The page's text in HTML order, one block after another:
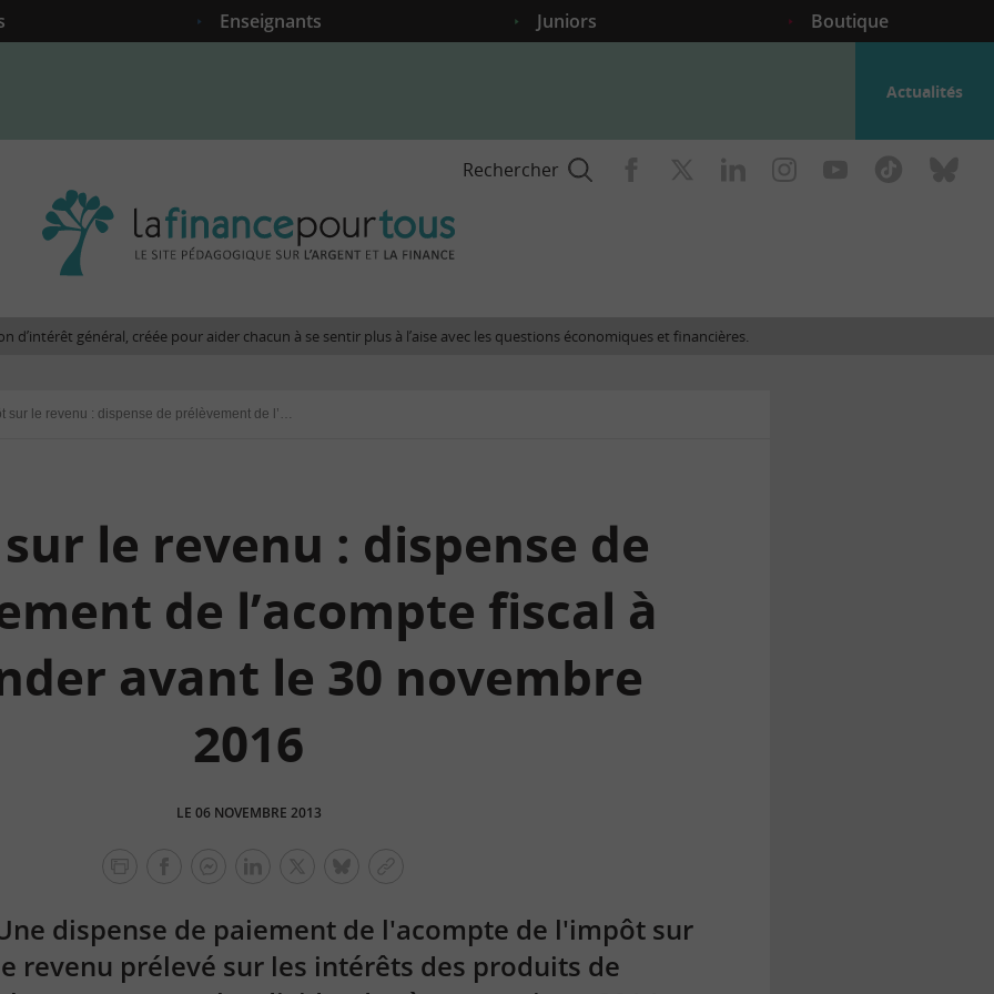
Enseignants Juniors Boutique
Actualités
Rechercher
finance
site
d’intérêt général, créée pour aider chacun à se sentir plus à l’aise avec les questions économiques et financières.
Impôt sur le revenu : dispense de prélèvement de l’acompte fiscal à demander avant le 30 novembre 2016
le revenu : dispense de
de l’acompte fiscal à
avant le 30 novembre
2016
LE 06 NOVEMBRE 2013
lien
dispense de paiement de l'acompte de l'impôt sur
revenu prélevé sur les intérêts des produits de